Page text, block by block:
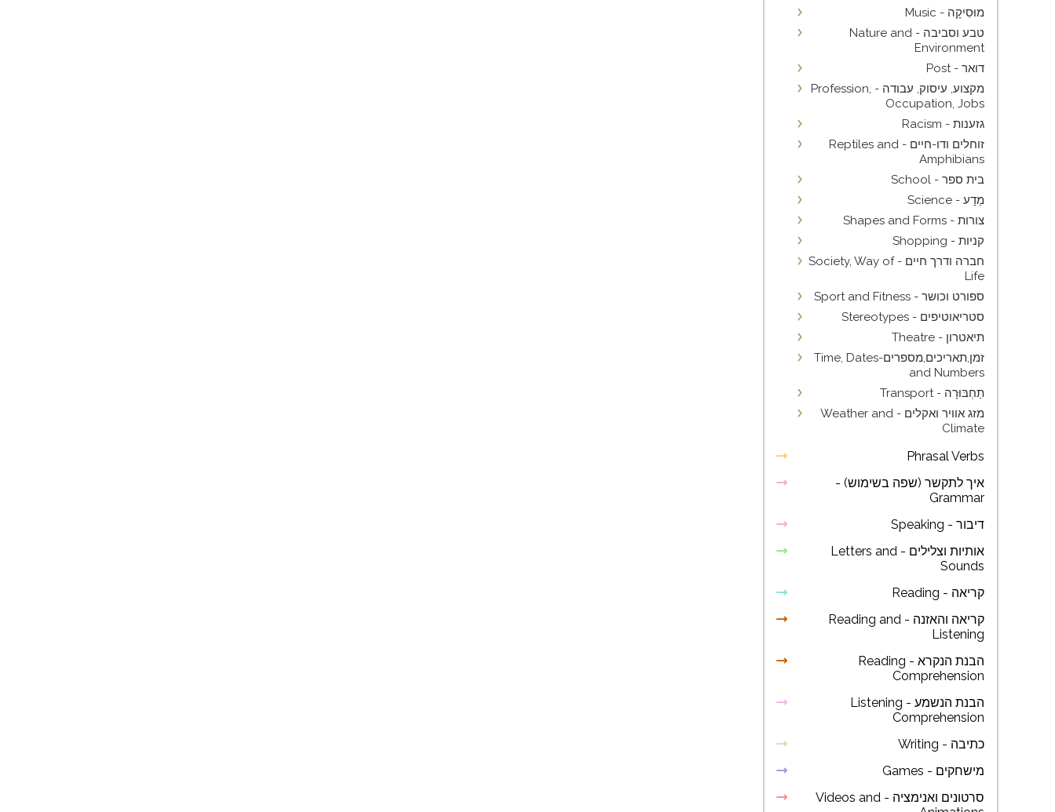
מוּסִיקָה - Music
טבע וסביבה - Nature and
Environment
דואר - Post
מקצוע, עיסוק, עבודה - Profession,
Occupation, Jobs
גזענות - Racism
זוחלים ודו-חיים - Reptiles and
Amphibians
בית ספר - School
מַדָע - Science
צורות - Shapes and Forms
קניות - Shopping
חברה ודרך חיים - Society, Way of
Life
ספורט וכושר - Sport and Fitness
סטריאוטיפים - Stereotypes
תיאטרון - Theatre
זמן,תאריכים,מספרים-Time, Dates
and Numbers
תַחְבּוּרָה - Transport
מזג אוויר ואקלים - Weather and
Climate
Phrasal Verbs
איך לתקשר (שפה בשימוש) -
Grammar
דיבור - Speaking
אותיות וצלילים - Letters and
Sounds
קריאה - Reading
קריאה והאזנה - Reading and
Listening
הבנת הנקרא - Reading
Comprehension
הבנת הנשמע - Listening
Comprehension
כתיבה - Writing
מישחקים - Games
סרטונים ואנימציה - Videos and